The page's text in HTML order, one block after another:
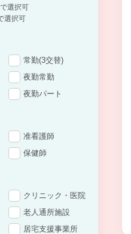
選択可
選択可
常勤(3交替)
夜勤常勤
夜勤パート
准看護師
保健師
クリニック・医院
老人通所施設
居宅支援事業所